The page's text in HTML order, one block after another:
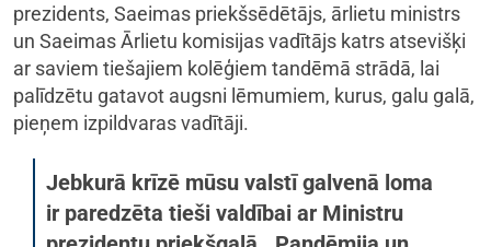
prezidents, Saeimas priekšsēdētājs, ārlietu ministrs
un Saeimas Ārlietu komisijas vadītājs katrs atsevišķi
ar saviem tiešajiem kolēģiem tandēmā strādā, lai
palīdzētu gatavot augsni lēmumiem, kurus, galu galā,
pieņem izpildvaras vadītāji.
Jebkurā krīzē mūsu valstī galvenā loma
ir paredzēta tieši valdībai ar Ministru